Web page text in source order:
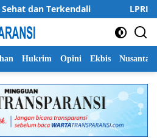
Terkendali LPRI DPC
Hukrim Opini Ekbis Nusantara